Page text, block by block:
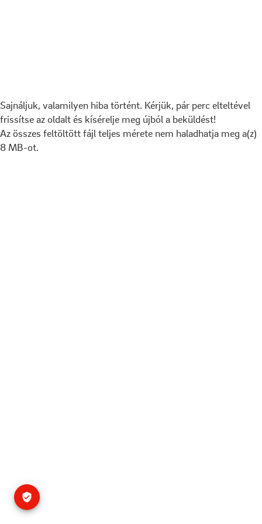
Sajnáljuk, valamilyen hiba történt. Kérjük, pár perc elteltével
frissítse az oldalt és kísérelje meg újból a beküldést!
Az összes feltöltött fájl teljes mérete nem haladhatja meg a(z)
8 MB-ot.